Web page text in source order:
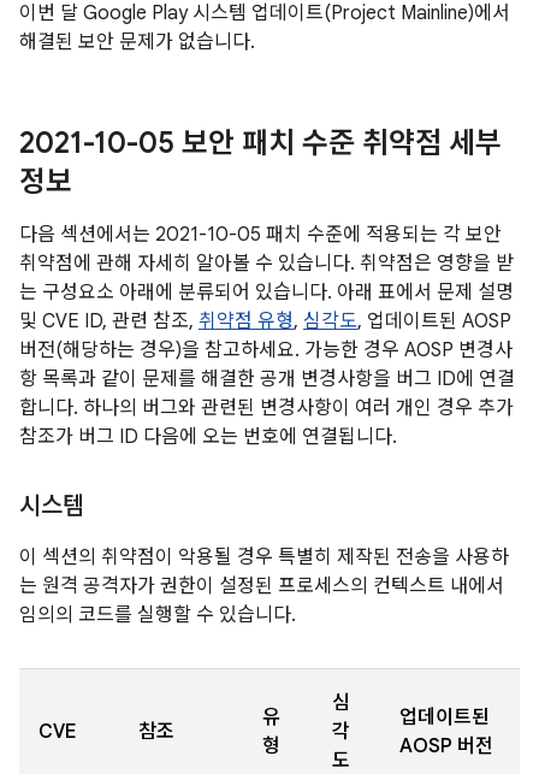
이번 달 Google Play 시스템 업데이트(Project Mainline)에서
해결된 보안 문제가 없습니다.
2021-10-05 보안 패치 수준 취약점 세부
정보
다음 섹션에서는 2021-10-05 패치 수준에 적용되는 각 보안
취약점에 관해 자세히 알아볼 수 있습니다. 취약점은 영향을 받
는 구성요소 아래에 분류되어 있습니다. 아래 표에서 문제 설명
및 CVE ID, 관련 참조, 취약점 유형, 심각도, 업데이트된 AOSP
버전(해당하는 경우)을 참고하세요. 가능한 경우 AOSP 변경사
항 목록과 같이 문제를 해결한 공개 변경사항을 버그 ID에 연결
합니다. 하나의 버그와 관련된 변경사항이 여러 개인 경우 추가
참조가 버그 ID 다음에 오는 번호에 연결됩니다.
시스템
이 섹션의 취약점이 악용될 경우 특별히 제작된 전송을 사용하
는 원격 공격자가 권한이 설정된 프로세스의 컨텍스트 내에서
임의의 코드를 실행할 수 있습니다.
CVE 참조
유
형
심
각
도
업데이트된
AOSP 버전